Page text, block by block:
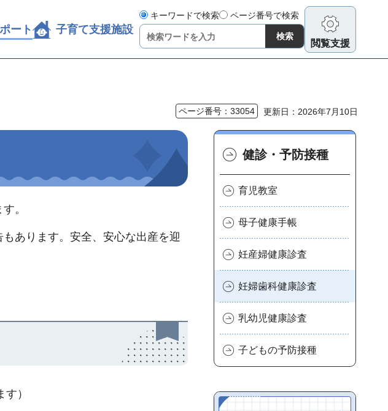
ート 子育て支援施設
キーワードで検索 ページ番号で検索
閲覧支援
ページ番号：33054 更新日：2026年7月10日
。
あります。安全、安心な出産を迎
）
健診・予防接種
育児教室
母子健康手帳
妊産婦健康診査
妊婦歯科健康診査
乳幼児健康診査
子どもの予防接種